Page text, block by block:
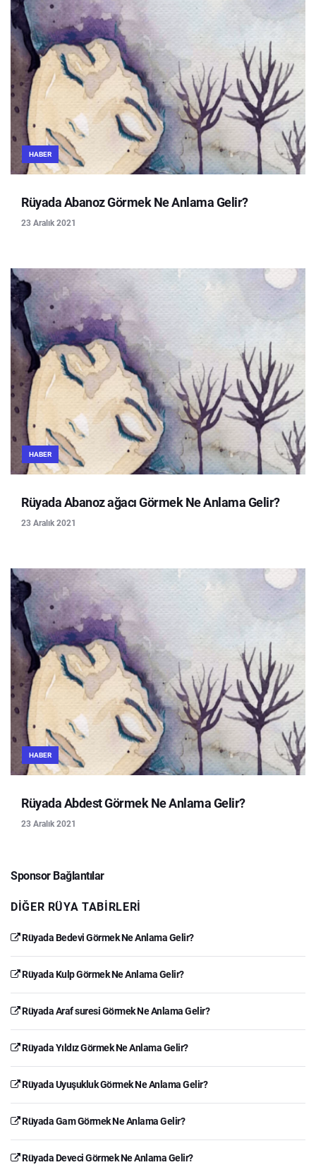
HABER
Rüyada Abanoz Görmek Ne Anlama Gelir?
23 Aralık 2021
HABER
Rüyada Abanoz ağacı Görmek Ne Anlama Gelir?
23 Aralık 2021
HABER
Rüyada Abdest Görmek Ne Anlama Gelir?
23 Aralık 2021
Sponsor Bağlantılar
DIĞER RÜYA TABIRLERI
Rüyada Bedevi Görmek Ne Anlama Gelir?
Rüyada Kulp Görmek Ne Anlama Gelir?
Rüyada Araf suresi Görmek Ne Anlama Gelir?
Rüyada Yıldız Görmek Ne Anlama Gelir?
Rüyada Uyuşukluk Görmek Ne Anlama Gelir?
Rüyada Gam Görmek Ne Anlama Gelir?
Rüyada Deveci Görmek Ne Anlama Gelir?